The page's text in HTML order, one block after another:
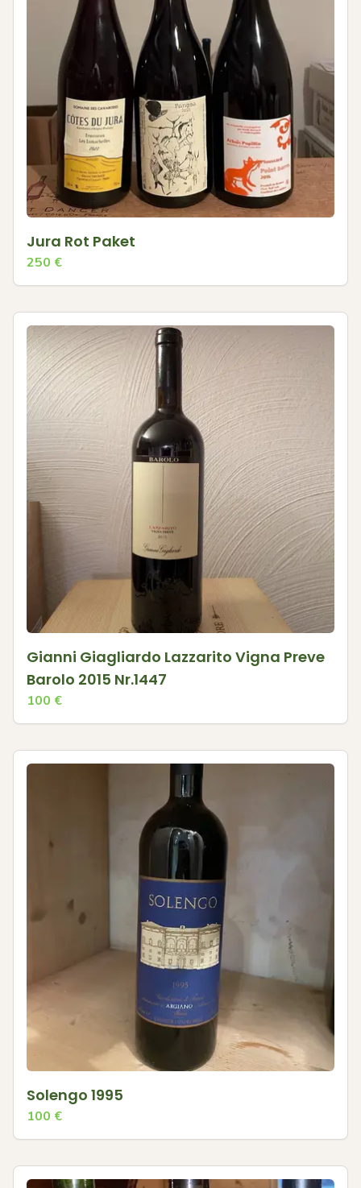
Jura Rot Paket
250 €
Gianni Giagliardo Lazzarito Vigna Preve
Barolo 2015 Nr.1447
100 €
Solengo 1995
100 €